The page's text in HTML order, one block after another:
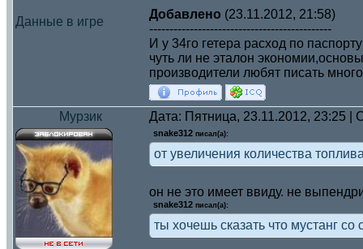
Данные в игре
Добавлено (23.11.2012, 21:58)
---------------------------------------------
И у 34го гетера расход по
чуть ли не эталон
производители любят писать
Мурзик Дата: Пятница, 23.11.2012, 23:25
snake312 писал(а):
от увеличения количества
он не это имеет ввиду. не
snake312 писал(а):
ты хочешь сказать что мустанг